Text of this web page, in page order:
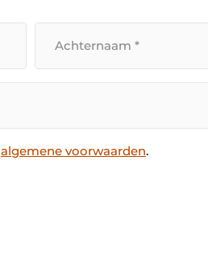
achternaam
algemene voorwaarden.